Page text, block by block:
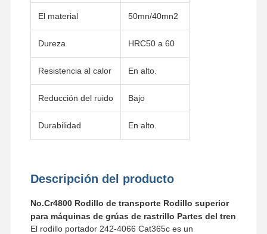
Inicio Productos Videos
El material 50mn/40mn2
Dureza HRC50 a 60
Resistencia al calor En alto.
Reducción del ruido Bajo
Durabilidad En alto.
Descripción del producto
No.Cr4800 Rodillo de transporte Rodillo superior
para máquinas de grúas de rastrillo Partes del tren
El rodillo portador 242-4066 Cat365c es un